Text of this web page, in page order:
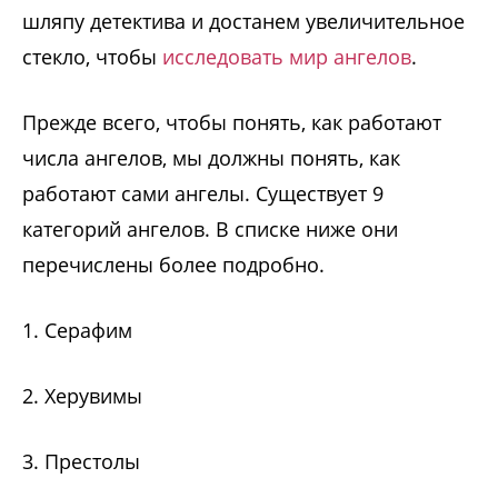
шляпу детектива и достанем увеличительное
стекло, чтобы исследовать мир ангелов.
Прежде всего, чтобы понять, как работают
числа ангелов, мы должны понять, как
работают сами ангелы. Существует 9
категорий ангелов. В списке ниже они
перечислены более подробно.
1. Серафим
2. Херувимы
3. Престолы